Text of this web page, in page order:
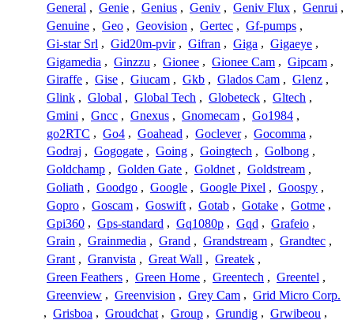
General , Genie , Genius , Geniv , Geniv Flux , Genrui ,
Genuine , Geo , Geovision , Gertec , Gf-pumps ,
Gi-star Srl , Gid20m-pvir , Gifran , Giga , Gigaeye ,
Gigamedia , Ginzzu , Gionee , Gionee Cam , Gipcam ,
Giraffe , Gise , Giucam , Gkb , Glados Cam , Glenz ,
Glink , Global , Global Tech , Globeteck , Gltech ,
Gmini , Gncc , Gnexus , Gnomecam , Go1984 ,
go2RTC , Go4 , Goahead , Goclever , Gocomma ,
Godraj , Gogogate , Going , Goingtech , Golbong ,
Goldchamp , Golden Gate , Goldnet , Goldstream ,
Goliath , Goodgo , Google , Google Pixel , Goospy ,
Gopro , Goscam , Goswift , Gotab , Gotake , Gotme ,
Gpi360 , Gps-standard , Gq1080p , Gqd , Grafeio ,
Grain , Grainmedia , Grand , Grandstream , Grandtec ,
Grant , Granvista , Great Wall , Greatek ,
Green Feathers , Green Home , Greentech , Greentel ,
Greenview , Greenvision , Grey Cam , Grid Micro Corp.
, Grisboa , Groudchat , Group , Grundig , Grwibeou ,